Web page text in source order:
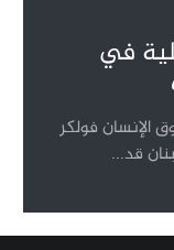
في
الإنسان فولكر
قد...